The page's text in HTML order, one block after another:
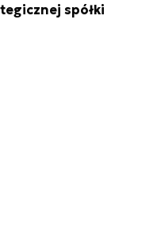
spółki